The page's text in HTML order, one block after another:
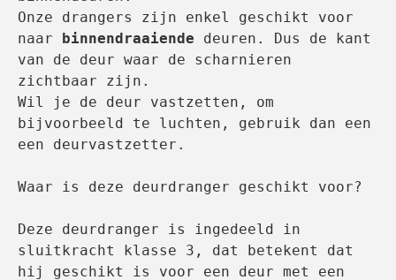
Onze drangers zijn enkel geschikt voor
naar binnendraaiende deuren. Dus de kant
van de deur waar de scharnieren
zichtbaar zijn.
Wil je de deur vastzetten, om
bijvoorbeeld te luchten, gebruik dan een
een deurvastzetter.
Waar is deze deurdranger geschikt voor?
Deze deurdranger is ingedeeld in
sluitkracht klasse 3, dat betekent dat
hij geschikt is voor een deur met een